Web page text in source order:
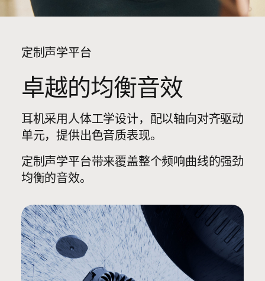
定制声学平台
卓越的均衡音效
耳机采用人体工学设计，配以轴向对齐驱动
单元，提供出色音质表现。
定制声学平台带来覆盖整个频响曲线的强劲
均衡的音效。